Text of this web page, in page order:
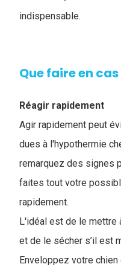
indispensable.
Que faire en
Réagir rapidement
Agir rapidement peut
dues à l'hypothermie
remarquez des signes
faites tout votre
rapidement.
L'idéal est de le mettre
et de le sécher s’il est
Enveloppez votre